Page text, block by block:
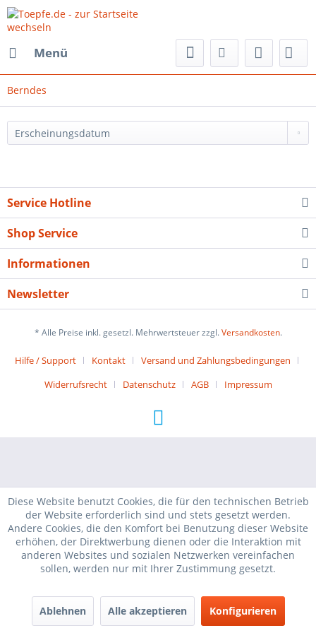
Menü
Berndes
Service Hotline
Shop Service
Informationen
Newsletter
* Alle Preise inkl. gesetzl. Mehrwertsteuer zzgl.Versandkosten.
Hilfe / Support Kontakt
Versand und Zahlungsbedingungen
Widerrufsrecht
Datenschutz AGB Impressum
Diese Website benutzt Cookies, die für den technischen Betrieb
der Website erforderlich sind und stets gesetzt werden.
Andere Cookies, die den Komfort bei Benutzung dieser Website
erhöhen, der Direktwerbung dienen oder die Interaktion mit
anderen Websites und sozialen Netzwerken vereinfachen
sollen, werden nur mit Ihrer Zustimmung gesetzt.
Ablehnen Alle akzeptieren Konfigurieren